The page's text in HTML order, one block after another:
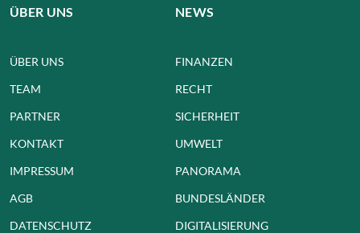
ÜBER UNS
ÜBER UNS
TEAM
PARTNER
KONTAKT
IMPRESSUM
AGB
DATENSCHUTZ
NEWS
FINANZEN
RECHT
SICHERHEIT
UMWELT
PANORAMA
BUNDESLÄNDER
DIGITALISIERUNG